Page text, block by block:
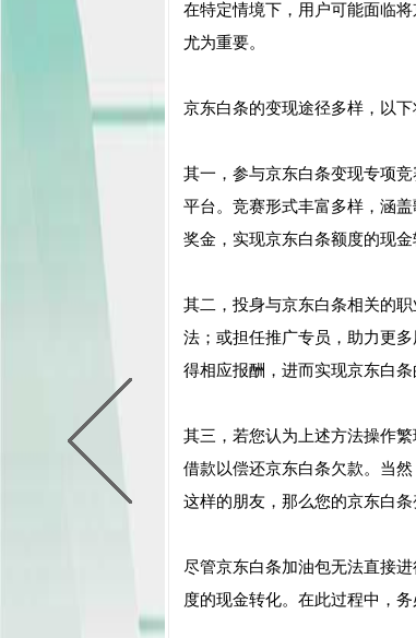
在特定情境下，用户可能面临
尤为重要。
京东白条的变现途径多样，以
其一，参与京东白条变现专项
平台。竞赛形式丰富多样，涵
奖金，实现京东白条额度的现金
其二，投身与京东白条相关的
法；或担任推广专员，助力更
得相应报酬，进而实现京东白条
其三，若您认为上述方法操作
借款以偿还京东白条欠款。当
这样的朋友，那么您的京东白条
尽管京东白条加油包无法直接
度的现金转化。在此过程中，